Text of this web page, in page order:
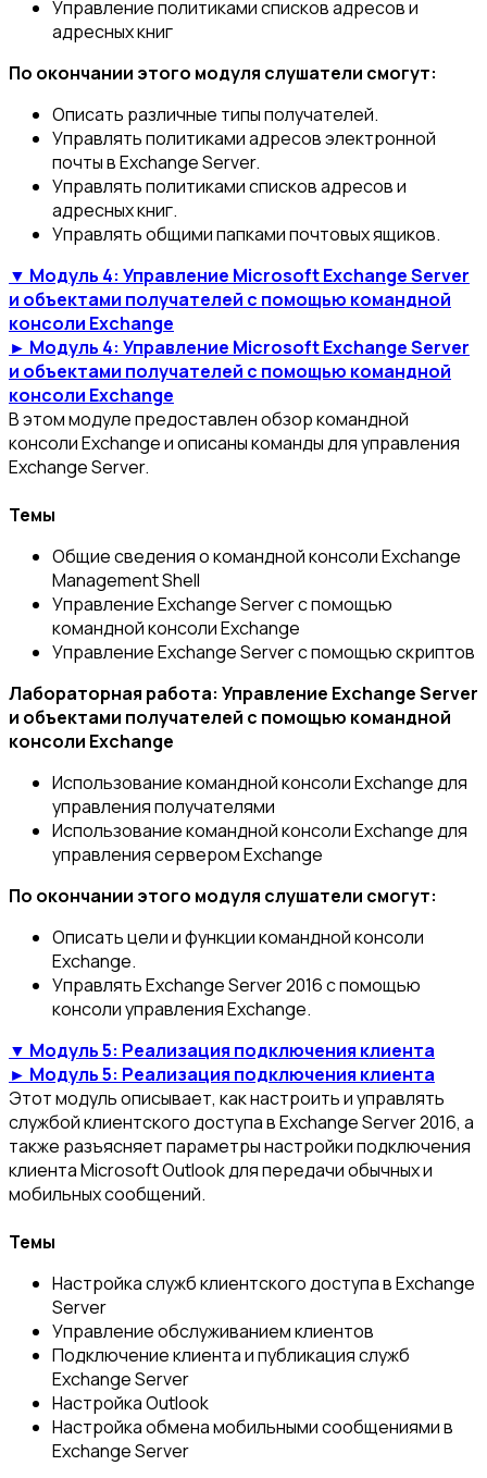
Управление политиками списков адресов и
адресных книг
По окончании этого модуля слушатели смогут:
Описать различные типы получателей.
Управлять политиками адресов электронной
почты в Exchange Server.
Управлять политиками списков адресов и
адресных книг.
Управлять общими папками почтовых ящиков.
▼ Модуль 4: Управление Microsoft Exchange Server
и объектами получателей с помощью командной
консоли Exchange
► Модуль 4: Управление Microsoft Exchange Server
и объектами получателей с помощью командной
консоли Exchange
В этом модуле предоставлен обзор командной
консоли Exchange и описаны команды для управления
Exchange Server.
Темы
Общие сведения о командной консоли Exchange
Management Shell
Управление Exchange Server с помощью
командной консоли Exchange
Управление Exchange Server с помощью скриптов
Лабораторная работа: Управление Exchange Server
и объектами получателей с помощью командной
консоли Exchange
Использование командной консоли Exchange для
управления получателями
Использование командной консоли Exchange для
управления сервером Exchange
По окончании этого модуля слушатели смогут:
Описать цели и функции командной консоли
Exchange.
Управлять Exchange Server 2016 с помощью
консоли управления Exchange.
▼ Модуль 5: Реализация подключения клиента
► Модуль 5: Реализация подключения клиента
Этот модуль описывает, как настроить и управлять
службой клиентского доступа в Exchange Server 2016, а
также разъясняет параметры настройки подключения
клиента Microsoft Outlook для передачи обычных и
мобильных сообщений.
Темы
Настройка служб клиентского доступа в Exchange
Server
Управление обслуживанием клиентов
Подключение клиента и публикация служб
Exchange Server
Настройка Outlook
Настройка обмена мобильными сообщениями в
Exchange Server